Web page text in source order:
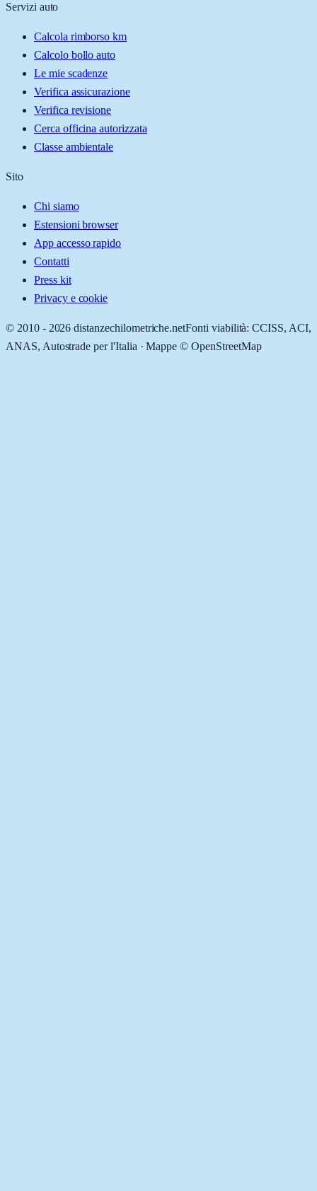
Servizi auto
Calcola rimborso km
Calcolo bollo auto
Le mie scadenze
Verifica assicurazione
Verifica revisione
Cerca officina autorizzata
Classe ambientale
Sito
Chi siamo
Estensioni browser
App accesso rapido
Contatti
Press kit
Privacy e cookie
© 2010 - 2026 distanzechilometriche.netFonti viabilità: CCISS, ACI,
ANAS, Autostrade per l'Italia · Mappe © OpenStreetMap